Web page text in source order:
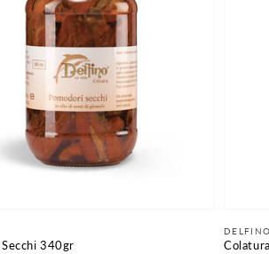
340gr
DELFINO